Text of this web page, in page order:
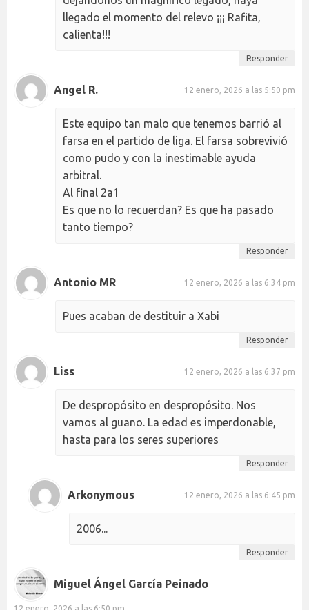
llegado el momento del relevo ¡¡¡ Rafita,
calienta!!!
Responder
Angel R. 12 enero, 2026 a las 5:50 pm
Este equipo tan malo que tenemos barrió al
farsa en el partido de liga. El farsa sobrevivió
como pudo y con la inestimable ayuda
arbitral.
Al final 2a1
Es que no lo recuerdan? Es que ha pasado
tanto tiempo?
Responder
Antonio MR 12 enero, 2026 a las 6:34 pm
Pues acaban de destituir a Xabi
Responder
Liss 12 enero, 2026 a las 6:37 pm
De despropósito en despropósito. Nos
vamos al guano. La edad es imperdonable,
hasta para los seres superiores
Responder
Arkonymous 12 enero, 2026 a las 6:45 pm
2006...
Responder
Miguel Ángel García Peinado